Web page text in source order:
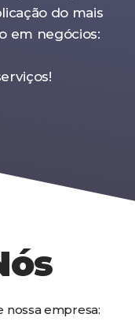
do mais
em negócios:
nossa empresa: